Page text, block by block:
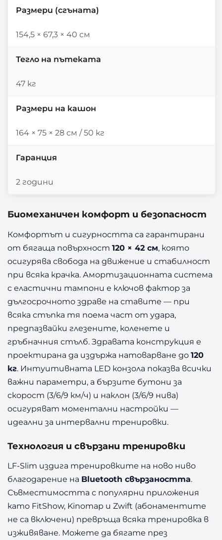
Размери (сгъната)
154,5 × 67,3 × 40 см
Тегло на пътеката
47 кг
Размери на кашон
164 × 75 × 28 см / 50 кг
Гаранция
2 години
Биомеханичен комфорт и безопасност
Комфортът и сигурността са гарантирани
от бягаща повърхност120 × 42 см, която
осигурява свобода на движение и стабилност
при всяка крачка. Амортизационната система
с еластични тампони е ключов фактор за
дългосрочното здраве на ставите — при
всяка стъпка тя поема част от удара,
предпазвайки глезените, коленете и
гръбначния стълб. Здравата конструкция е
проектирана да издържа натоварване до120
кг. Интуитивната LED конзола показва всички
важни параметри, а бързите бутони за
скорост (3/6/9 км/ч) и наклон (3/6/9 нива)
осигуряват моментални настройки —
идеални за интервални тренировки.
Технология и свързани тренировки
LF-Slim издига тренировките на ново ниво
благодарение на Bluetooth свързаността.
Съвместимостта с популярни приложения
като FitShow, Kinomap и Zwift (абонаментите
не са включени) превръща всяка тренировка в
изживяване. Можете да бягате през